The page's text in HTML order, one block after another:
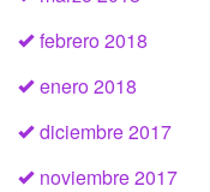
febrero 2018
enero 2018
diciembre 2017
noviembre 2017